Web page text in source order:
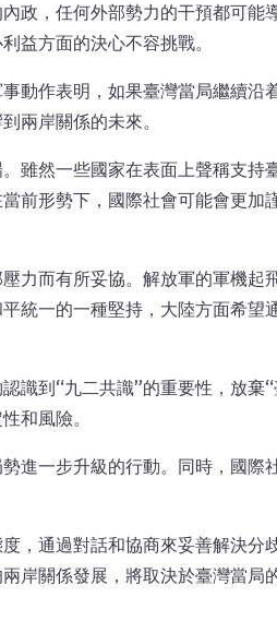
政，任何外部勢力的干預都可能
益方面的決心不容挑戰。
動作表明，如果臺灣當局繼續沿
兩岸關係的未來。
雖然一些國家在表面上聲稱支持
前形勢下，國際社會可能會更加
力而有所妥協。解放軍的軍機起
統一的一種堅持，大陸方面希望
識到“九二共識”的重要性，放棄
和風險。
進一步升級的行動。同時，國際
，通過對話和協商來妥善解決分
岸關係發展，將取決於臺灣當局